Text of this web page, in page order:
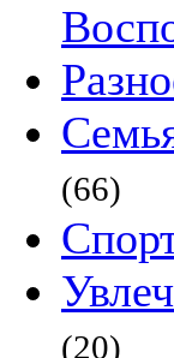
(66)
(20)